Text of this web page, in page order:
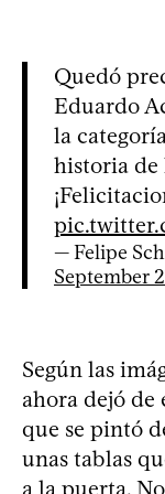
Quedó
Eduardo
la
historia de
— Felipe
September
Según las
ahora dejó de
que se pintó
unas tablas
a la puerta.